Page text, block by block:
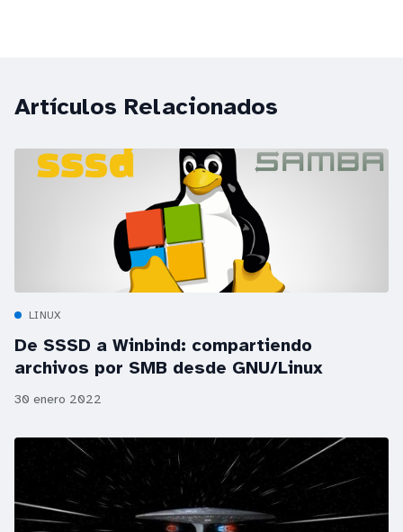
Artículos Relacionados
LINUX
De SSSD a Winbind: compartiendo
archivos por SMB desde GNU/Linux
30 enero 2022